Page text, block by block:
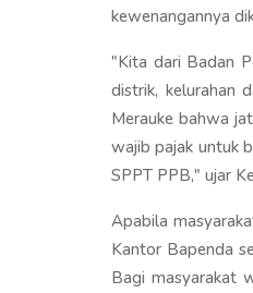
kewenangannya
"Kita dari Badan
distrik, kelurahan
Merauke bahwa
wajib pajak untuk
SPPT PPB," ujar
Apabila
Kantor Bapenda
Bagi masyarakat